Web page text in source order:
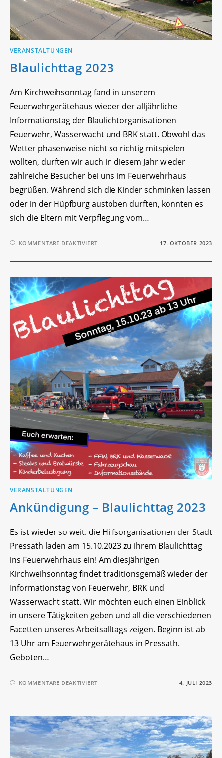
VERANSTALTUNGEN
Blaulichttag 2023
Am Kirchweihsonntag fand in unserem
Feuerwehrgerätehaus wieder der alljährliche
Informationstag der Blaulichtorganisationen
Feuerwehr, Wasserwacht und BRK statt. Obwohl das
Wetter phasenweise nicht so richtig mitspielen
wollten, durften wir auch in diesem Jahr wieder
zahlreiche Besucher bei uns im Feuerwehrhaus
begrüßen. Während sich die Kinder schminken lassen
oder in der Hüpfburg austoben durften, konnten es
sich die Eltern mit Verpflegung vom…
KOMMENTARE DEAKTIVIERTFÜR 17. OKTOBER 2023
VERANSTALTUNGEN
Ankündigung – Blaulichttag 2023
Es ist wieder so weit: die Hilfsorganisationen der Stadt
Pressath laden am 15.10.2023 zu ihrem Blaulichttag
ins Feuerwehrhaus ein! Am diesjährigen
Kirchweihsonntag findet traditionsgemäß wieder der
Informationstag von Feuerwehr, BRK und
Wasserwacht statt. Wir möchten euch einen Einblick
in unsere Tätigkeiten geben und all die verschiedenen
Facetten unseres Arbeitsalltags zeigen. Beginn ist ab
13 Uhr am Feuerwehrgerätehaus in Pressath.
Geboten…
KOMMENTARE DEAKTIVIERTFÜR
BLAULICHTTAG
4. JULI 2023